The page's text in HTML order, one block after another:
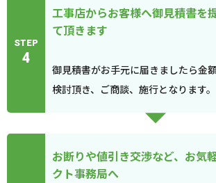
STEP
4
工事店からお客様へ御見積書を
て頂きます
御見積書がお手元に届きましたら金
検討頂き、ご商談、施行となります。
お断りや値引き交渉など、お気
クト事務局へ